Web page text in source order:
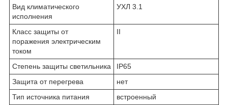
Вид климатического
исполнения
УХЛ 3.1
Класс защиты от
поражения электрическим
током
II
Степень защиты светильника
IP65
Защита от перегрева
нет
Тип источника питания
встроенный